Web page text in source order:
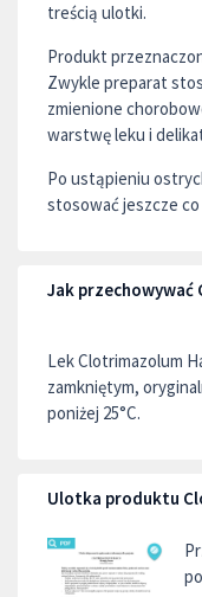
treścią ulotki.
Produkt
Zwykle preparat
zmienione
warstwę leku i
Po ustąpieniu
stosować jeszcze
Jak przechowywać
Lek Clotrimazolum
zamkniętym,
poniżej 25°C.
Ulotka produktu